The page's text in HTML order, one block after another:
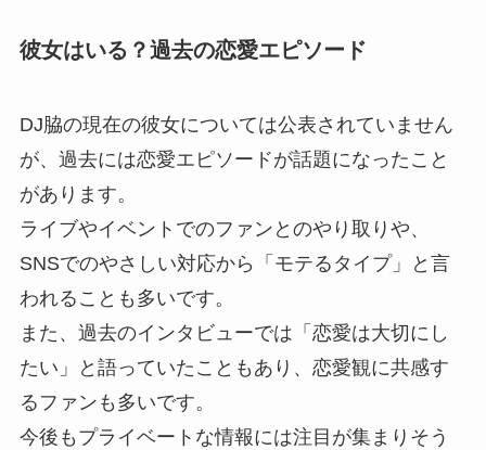
彼女はいる？過去の恋愛エピソード
DJ脇の現在の彼女については公表されていません
が、過去には恋愛エピソードが話題になったこと
があります。
ライブやイベントでのファンとのやり取りや、
SNSでのやさしい対応から「モテるタイプ」と言
われることも多いです。
また、過去のインタビューでは「恋愛は大切にし
たい」と語っていたこともあり、恋愛観に共感す
るファンも多いです。
今後もプライベートな情報には注目が集まりそう